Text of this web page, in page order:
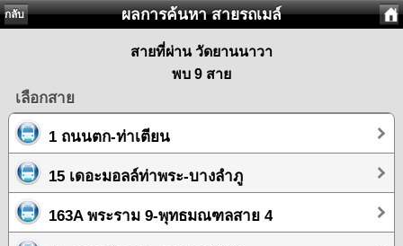
กลับ ผลการค้นหา สายรถเมล์
สายที่ผ่าน วัดยานนาวา
พบ 9 สาย
เลือกสาย
1 ถนนตก-ท่าเตียน
15 เดอะมอลล์ท่าพระ-บางลำภู
163A พระราม 9-พุทธมณฑลสาย 4